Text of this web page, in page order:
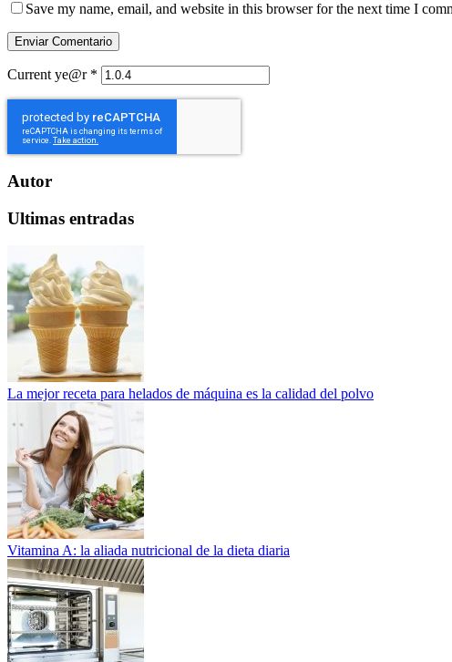
Save my name, email, and website in this browser for the next time I
Current ye@r *
Autor
Ultimas entradas
La mejor receta para helados de máquina es la calidad del polvo
Vitamina A: la aliada nutricional de la dieta diaria